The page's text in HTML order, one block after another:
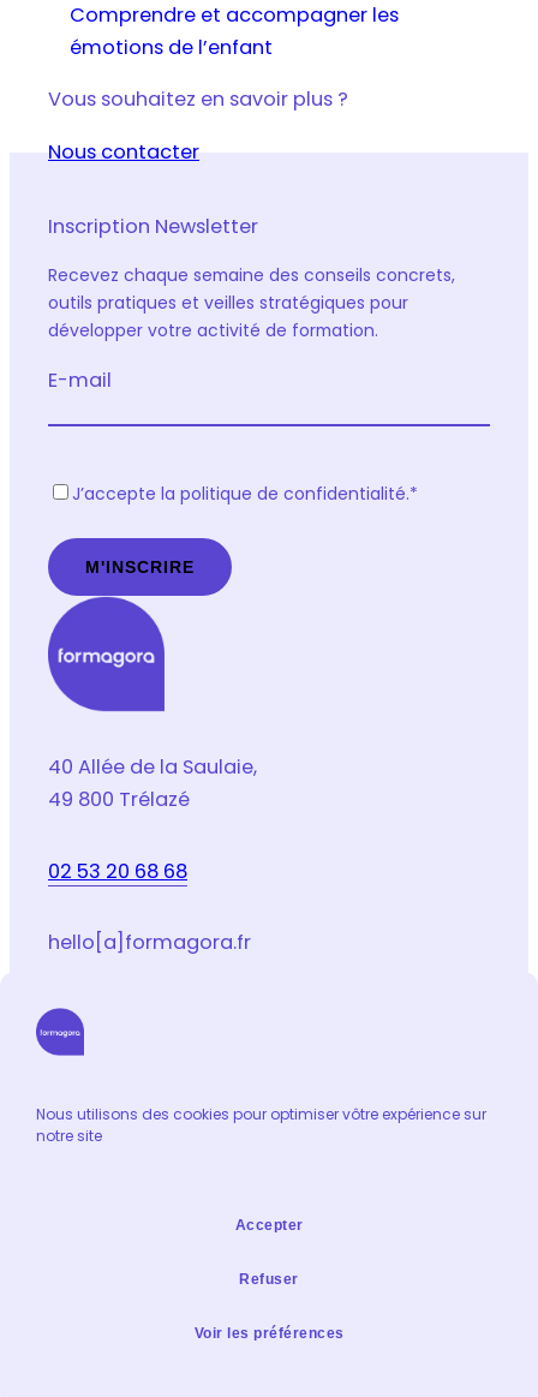
Nous utilisons des cookies pour optimiser vôtre expérience sur
notre site
Accepter
Refuser
Voir les préférences
Comprendre et accompagner les
émotions de l’enfant
Vous souhaitez en savoir plus ?
Nous contacter
Inscription Newsletter
Recevez chaque semaine des conseils concrets,
outils pratiques et veilles stratégiques pour
développer votre activité de formation.
E-mail
R
P
D
*
J’accepte la politique de confidentialité.*
40 Allée de la Saulaie,
49 800 Trélazé
02 53 20 68 68
hello[a]formagora.fr
Suivez-nous sur les réseaux sociaux
Catalogue de formation
Politique de confidentialité